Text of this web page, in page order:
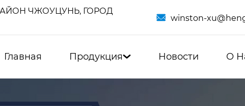
ЧЖОУЦУНЬ, ГОРОД
 winston-
Главная Продукция Новости О